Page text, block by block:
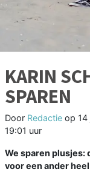
KARIN
SPAREN
Door Redactie op
19:01 uur
We sparen plusjes:
voor een ander